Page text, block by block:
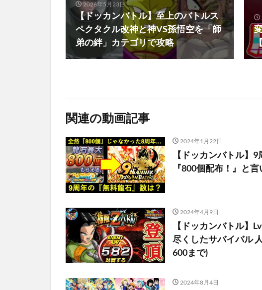
2026年5月23日
【ドッカンバトル】至上のバトルス
ペクタクル改神と神VS孫悟空を「師
弟の絆」カテゴリで攻略
関連の動画記事
2024年1月22日
【ドッカンバトル】
『800個配布！』と
2024年4月9日
【ドッカンバトル】
尽くしたサバイバル
600まで)
2024年8月4日